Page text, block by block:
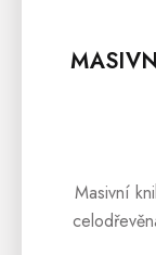
Masivní